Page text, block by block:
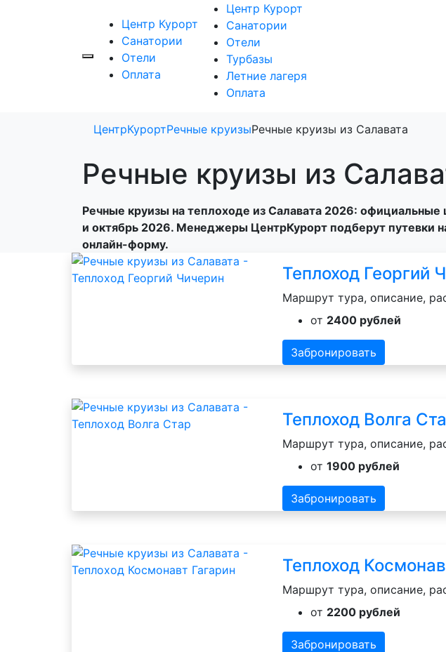
Центр Курорт
Санатории
Отели
Оплата
Центр Курорт
Санатории
Отели
Турбазы
Летние лагеря
Оплата
ЦентрКурортРечные круизыРечные круизы из Салавата
Речные круизы из
Речные круизы на теплоходе из Салавата 2026: официальные
и октябрь 2026. Менеджеры ЦентрКурорт подберут путевки
онлайн-форму.
Теплоход Георгий
Маршрут тура, описание,
от 2400 рублей
Забронировать
Теплоход Волга
Маршрут тура, описание,
от 1900 рублей
Забронировать
Теплоход
Маршрут тура, описание,
от 2200 рублей
Забронировать